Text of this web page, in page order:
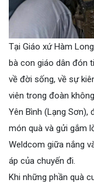
Tại Giáo xứ Hàm
bà con giáo dân đón
về đời sống, về sự
viên trong đoàn
Yên Bình (Lạng
món quà và gửi gắm
Weldcom giữa nắng
áp của chuyến đi.
Khi những phần quà